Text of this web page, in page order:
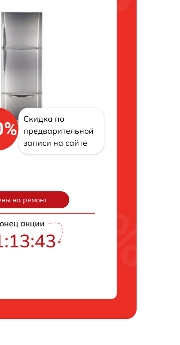
Скидка по
предварительной
записи на сайте
на ремонт
акции